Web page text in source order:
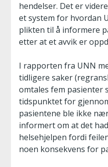
hendelser. Det er
et system for hvordan
plikten til å informere
etter at et avvik er
I rapporten fra UNN
tidligere saker
omtales fem pasienter
tidspunktet for
pasientene ble ikke
informert om at det
helsehjelpen fordi
noen konsekvens for